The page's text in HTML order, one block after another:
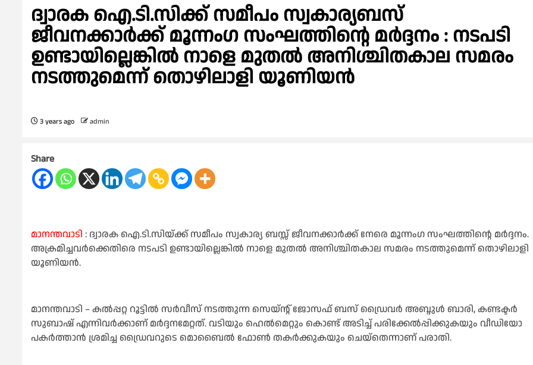
ദ്വാരക ഐ.ടി.സിക്ക് സമീപം സ്വകാര്യബസ്
ജീവനക്കാർക്ക് മൂന്നംഗ സംഘത്തിന്റെ മർദ്ദനം : നടപടി
ഉണ്ടായില്ലെങ്കിൽ നാളെ മുതൽ അനിശ്ചിതകാല സമരം
നടത്തുമെന്ന് തൊഴിലാളി യൂണിയൻ
3 years ago admin
Share
മാനന്തവാടി : ദ്വാരക ഐ.ടി.സിയ്ക്ക് സമീപം സ്വകാര്യ ബസ്സ് ജീവനക്കാർക്ക് നേരെ മൂന്നംഗ സംഘത്തിന്റെ മർദ്ദനം.
അക്രമിച്ചവർക്കെതിരെ നടപടി ഉണ്ടായില്ലെങ്കിൽ നാളെ മുതൽ അനിശ്ചിതകാല സമരം നടത്തുമെന്ന് തൊഴിലാളി
യൂണിയൻ.
മാനന്തവാടി – കൽപ്പറ്റ റൂട്ടിൽ സർവീസ് നടത്തുന്ന സെയ്ന്റ് ജോസഫ് ബസ് ഡ്രൈവർ അബ്ദുൾ ബാരി, കണ്ടക്ടർ
സുബാഷ് എന്നിവർക്കാണ് മർദ്ദനമേറ്റത്. വടിയും ഹെൽമെറ്റും കൊണ്ട് അടിച്ച് പരിക്കേൽപ്പിക്കുകയും വീഡിയോ
പകർത്താൻ ശ്രമിച്ച ഡ്രൈവറുടെ മൊബൈൽ ഫോൺ തകർക്കുകയും ചെയ്തെന്നാണ് പരാതി.